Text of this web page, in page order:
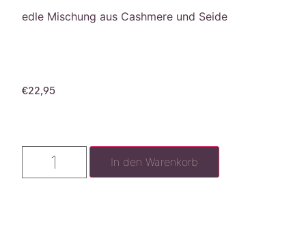
edle Mischung aus Cashmere und Seide
€22,95
In den Warenkorb